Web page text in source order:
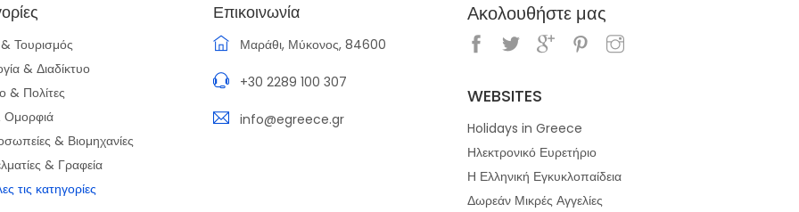
& Τουρισμός
& Διαδίκτυο
& Πολίτες
Ομορφιά
& Βιομηχανίες
& Γραφεία
τις κατηγορίες
Επικοινωνία
Μαράθι, Μύκονος, 84600
+30 2289 100 307
info@egreece.gr
Ακολουθήστε μας
WEBSITES
Holidays in Greece
Ηλεκτρονικό Ευρετήριο
Η Ελληνική Εγκυκλοπαίδεια
Δωρεάν Μικρές Αγγελίες